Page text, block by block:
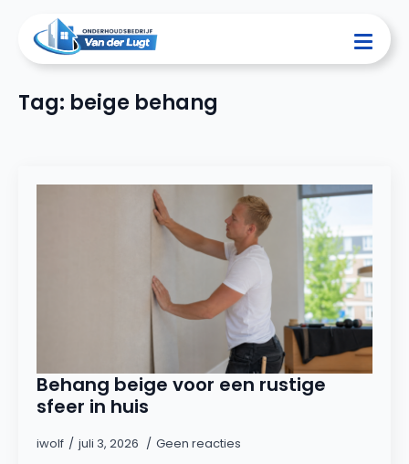
Tag: beige behang
Behang beige voor een rustige
sfeer in huis
iwolf juli 3, 2026 Geen reacties